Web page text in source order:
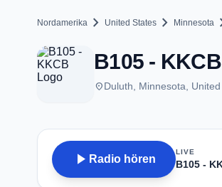
Nordamerika chevron_right United States chevron_right Minnesota
B105 -
placeDuluth, Minnesota,
play_arrow Radio hören
LIVE
B105 -